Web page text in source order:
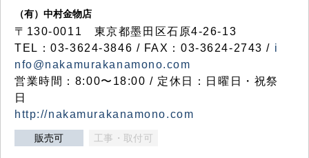
（有）中村金物店
〒130-0011 東京都墨田区石原4-26-13
TEL：03-3624-3846 / FAX：03-3624-2743 / i
nfo@nakamurakanamono.com
営業時間：8:00〜18:00 / 定休日：日曜日・祝祭
日
http://nakamurakanamono.com
販売可 工事・取付可